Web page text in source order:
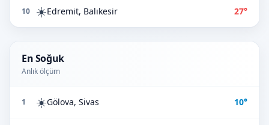
10 ☀️Edremit, Balıkesir 27°
En Soğuk
Anlık ölçüm
1 ☀️Gölova, Sivas 10°